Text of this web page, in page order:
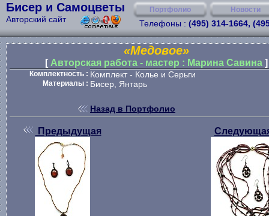
Бисер и Самоцветы
Авторский сайт
Портфолио Новости
Телефоны : (495) 314-1664,
«Медовое»
[Авторская работа - мастер : Марина Савина ]
Комплектность : Комплект - Колье и Серьги
Материалы : Бисер, Янтарь
Назад в Портфолио
Предыдущая